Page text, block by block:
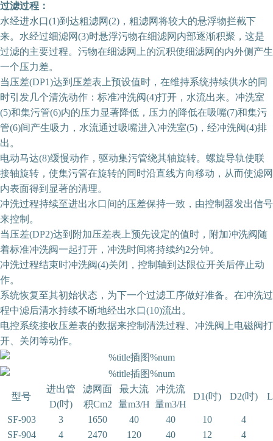
过滤过程：
水经进水口(1)到达粗滤网(2)，粗滤网将较大的悬浮物拦截下
来。水经过细滤网(3)时悬浮污物在细滤网内部逐渐积聚，这是
过滤的主要过程。污物在细滤网上的沉积使细滤网的内外侧产生
一个压力差。
当压差(DP1)达到压差表上预设值时，在维持系统持续供水的同
时引发几个清洗动作：标准冲洗阀(4)打开，水流出来。冲洗室
(5)和集污管(6)内的压力显著降低，压力的降低在吸嘴(7)和集污
管(6)间产生吸力，水流通过吸嘴进入冲洗室(5)，经冲洗阀(4)排
出。
电动马达(8)缓慢动作，驱动集污管绕其轴旋转。螺旋导轨使联
接轴旋转，使集污管在旋转的同时沿直线方向移动，从而使滤网
内表面得到显著的清理。
冲洗过程持续至进出水口间的压差保持一致，由控制器发出信号
来控制。
当压差(DP2)达到附加压差表上预先设定的值时，附加冲洗阀随
着标准冲洗阀一起打开，冲洗时间将持续约2分钟。
冲洗过程结束时冲洗阀(4)关闭，控制轴到达限位开关后停止动
作。
系统恢复至其初始状态，为下一个过滤工序做好准备。在冲洗过
程中滤后清水持续不断地经出水口(10)流出。
电控系统接收压差表的数据来控制清洗过程、冲洗阀上电磁阀打
开、关闭等动作。
型号
进出管
D(吋)
滤网面
积Cm2
最大流
量m3/H
冲洗流
量m3/H
D1(吋) D2(吋)
SF-903 3 1650 40 40 10
4
SF-904
4 2470 120 40 12
4